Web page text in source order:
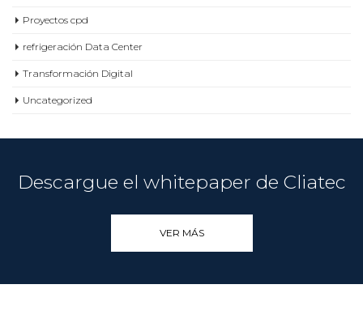
Proyectos cpd
refrigeración Data Center
Transformación Digital
Uncategorized
Descargue el whitepaper de Cliatec
VER MÁS